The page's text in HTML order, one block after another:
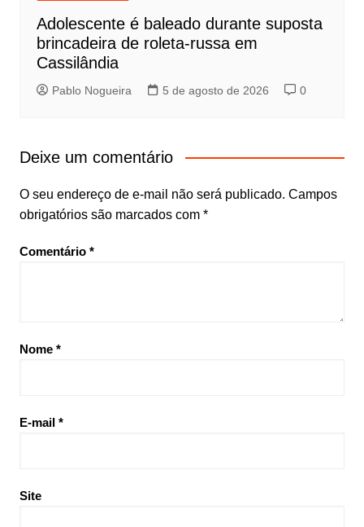
Adolescente é baleado durante suposta
brincadeira de roleta-russa em
Cassilândia
Pablo Nogueira 5 de agosto de 2026 0
Deixe um comentário
O seu endereço de e-mail não será publicado. Campos
obrigatórios são marcados com *
Comentário *
Nome *
E-mail *
Site